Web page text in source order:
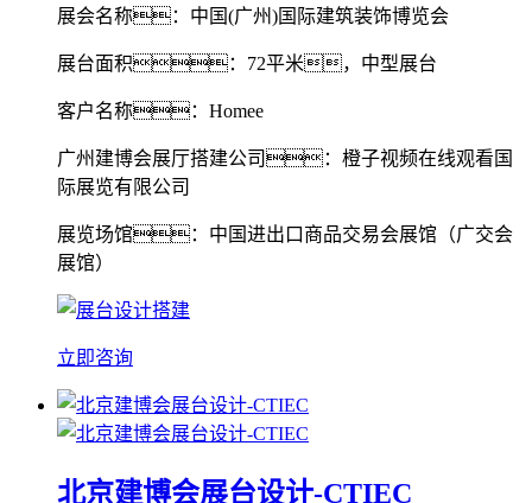
展会名称：中国(广州)国际建筑装饰博览会
展台面积：72平米，中型展台
客户名称：Homee
广州建博会展厅搭建公司：橙子视频在线观看国
际展览有限公司
展览场馆：中国进出口商品交易会展馆（广交会
展馆）
立即咨询
北京建博会展台设计-CTIEC